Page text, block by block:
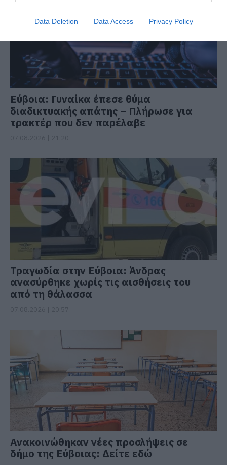
Data Deletion Data Access Privacy Policy
Εύβοια: Γυναίκα έπεσε θύμα
διαδικτυακής απάτης – Πλήρωσε για
τρακτέρ που δεν παρέλαβε
Τραγωδία στην Εύβοια: Άνδρας
ανασύρθηκε χωρίς τις αισθήσεις του
από τη θάλασσα
Ανακοινώθηκαν νέες προσλήψεις σε
δήμο της Εύβοιας: Δείτε εδώ